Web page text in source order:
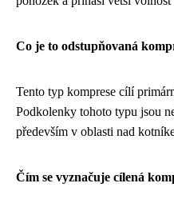
Co je to odstupňovaná
Tento typ komprese cílí
Podkolenky tohoto typu jsou
především v oblasti nad
Čím se vyznačuje cílená